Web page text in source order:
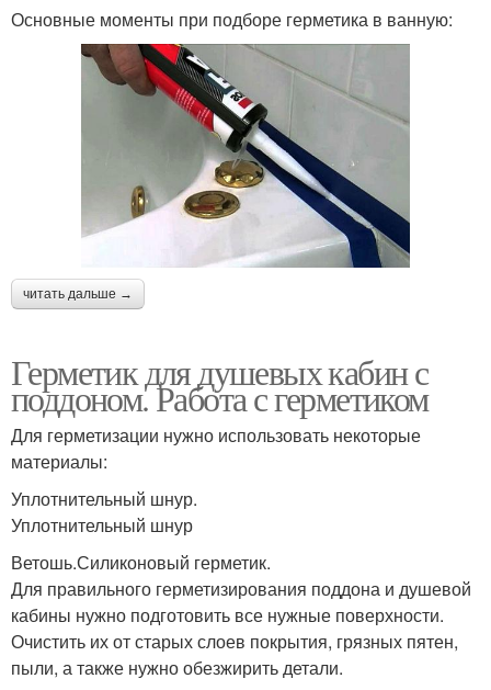
Основные моменты при подборе герметика в ванную:
читать дальше →
Герметик для душевых кабин с
поддоном. Работа с герметиком
Для герметизации нужно использовать некоторые
материалы:
Уплотнительный шнур.
Уплотнительный шнур
Ветошь.Силиконовый герметик.
Для правильного герметизирования поддона и душевой
кабины нужно подготовить все нужные поверхности.
Очистить их от старых слоев покрытия, грязных пятен,
пыли, а также нужно обезжирить детали.